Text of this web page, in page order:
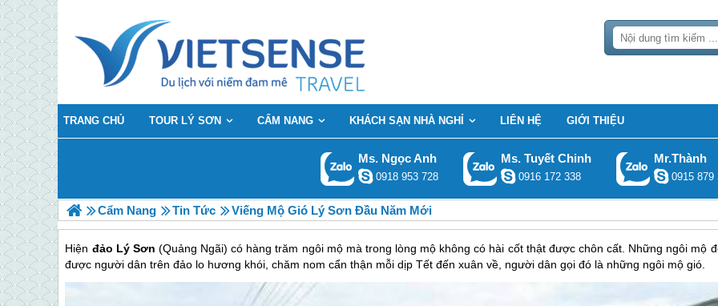
TRANG CHỦ TOUR LÝ SƠN CẨM NANG KHÁCH SẠN NHÀ NGHỈ LIÊN HỆ GIỚI THIỆU
Ms. Ngọc Anh
0918 953 728
Ms. Tuyết Chinh
0916 172 338
Mr.Thành
0915 879
Cẩm Nang Tin Tức Viếng Mộ Gió Lý Sơn Đầu Năm Mới
Hiện đảo Lý Sơn (Quảng Ngãi) có hàng trăm ngôi mộ mà trong lòng mộ không có hài cốt thật được chôn cất. Những ngôi mộ
được người dân trên đảo lo hương khói, chăm nom cẩn thận mỗi dịp Tết đến xuân về, người dân gọi đó là những ngôi mộ gió.